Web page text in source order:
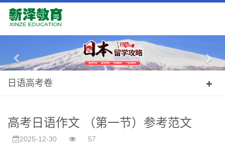
日语高考卷
高考日语作文 （第一节）参考范文
2025-12-30 57